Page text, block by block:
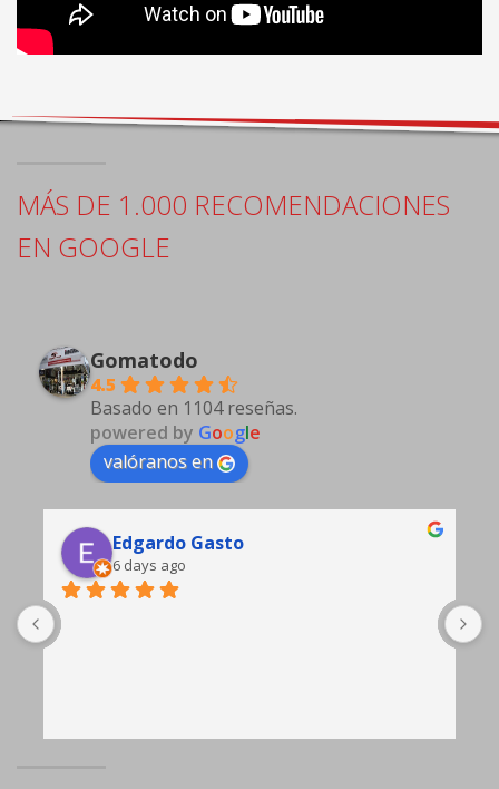
MÁS DE 1.000 RECOMENDACIONES
EN GOOGLE
Gomatodo
4.5
Basado en 1104 reseñas.
powered by Google
valóranos en
Edgardo Gasto
6 days ago